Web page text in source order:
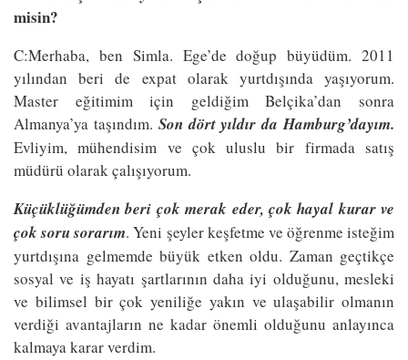
misin?
C:Merhaba, ben Simla. Ege’de doğup büyüdüm. 2011
yılından beri de expat olarak yurtdışında yaşıyorum.
Master eğitimim için geldiğim Belçika’dan sonra
Almanya’ya taşındım. Son dört yıldır da Hamburg’dayım.
Evliyim, mühendisim ve çok uluslu bir firmada satış
müdürü olarak çalışıyorum.
Küçüklüğümden beri çok merak eder, çok hayal kurar ve
çok soru sorarım. Yeni şeyler keşfetme ve öğrenme isteğim
yurtdışına gelmemde büyük etken oldu. Zaman geçtikçe
sosyal ve iş hayatı şartlarının daha iyi olduğunu, mesleki
ve bilimsel bir çok yeniliğe yakın ve ulaşabilir olmanın
verdiği avantajların ne kadar önemli olduğunu anlayınca
kalmaya karar verdim.